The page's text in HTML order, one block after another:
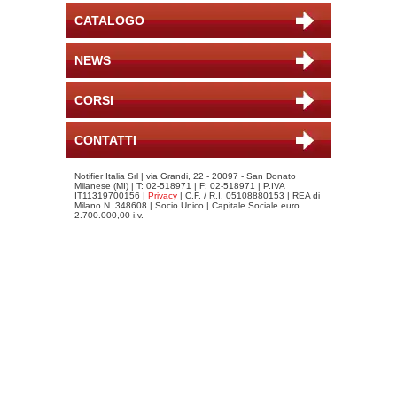
CATALOGO
NEWS
CORSI
CONTATTI
Notifier Italia Srl | via Grandi, 22 - 20097 - San Donato
Milanese (MI) | T: 02-518971 | F: 02-518971 | P.IVA
IT11319700156 | Privacy | C.F. / R.I. 05108880153 | REA di
Milano N. 348608 | Socio Unico | Capitale Sociale euro
2.700.000,00 i.v.